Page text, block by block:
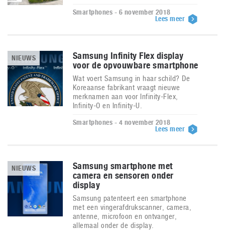
Smartphones - 6 november 2018
Lees meer
NIEUWS
Samsung Infinity Flex display
voor de opvouwbare smartphone
Wat voert Samsung in haar schild? De
Koreaanse fabrikant vraagt nieuwe
merknamen aan voor Infinity-Flex,
Infinity-O en Infinity-U.
Smartphones - 4 november 2018
Lees meer
NIEUWS
Samsung smartphone met
camera en sensoren onder
display
Samsung patenteert een smartphone
met een vingerafdrukscanner, camera,
antenne, microfoon en ontvanger,
allemaal onder de display.